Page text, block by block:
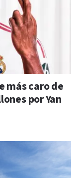
más caro de
por Yan